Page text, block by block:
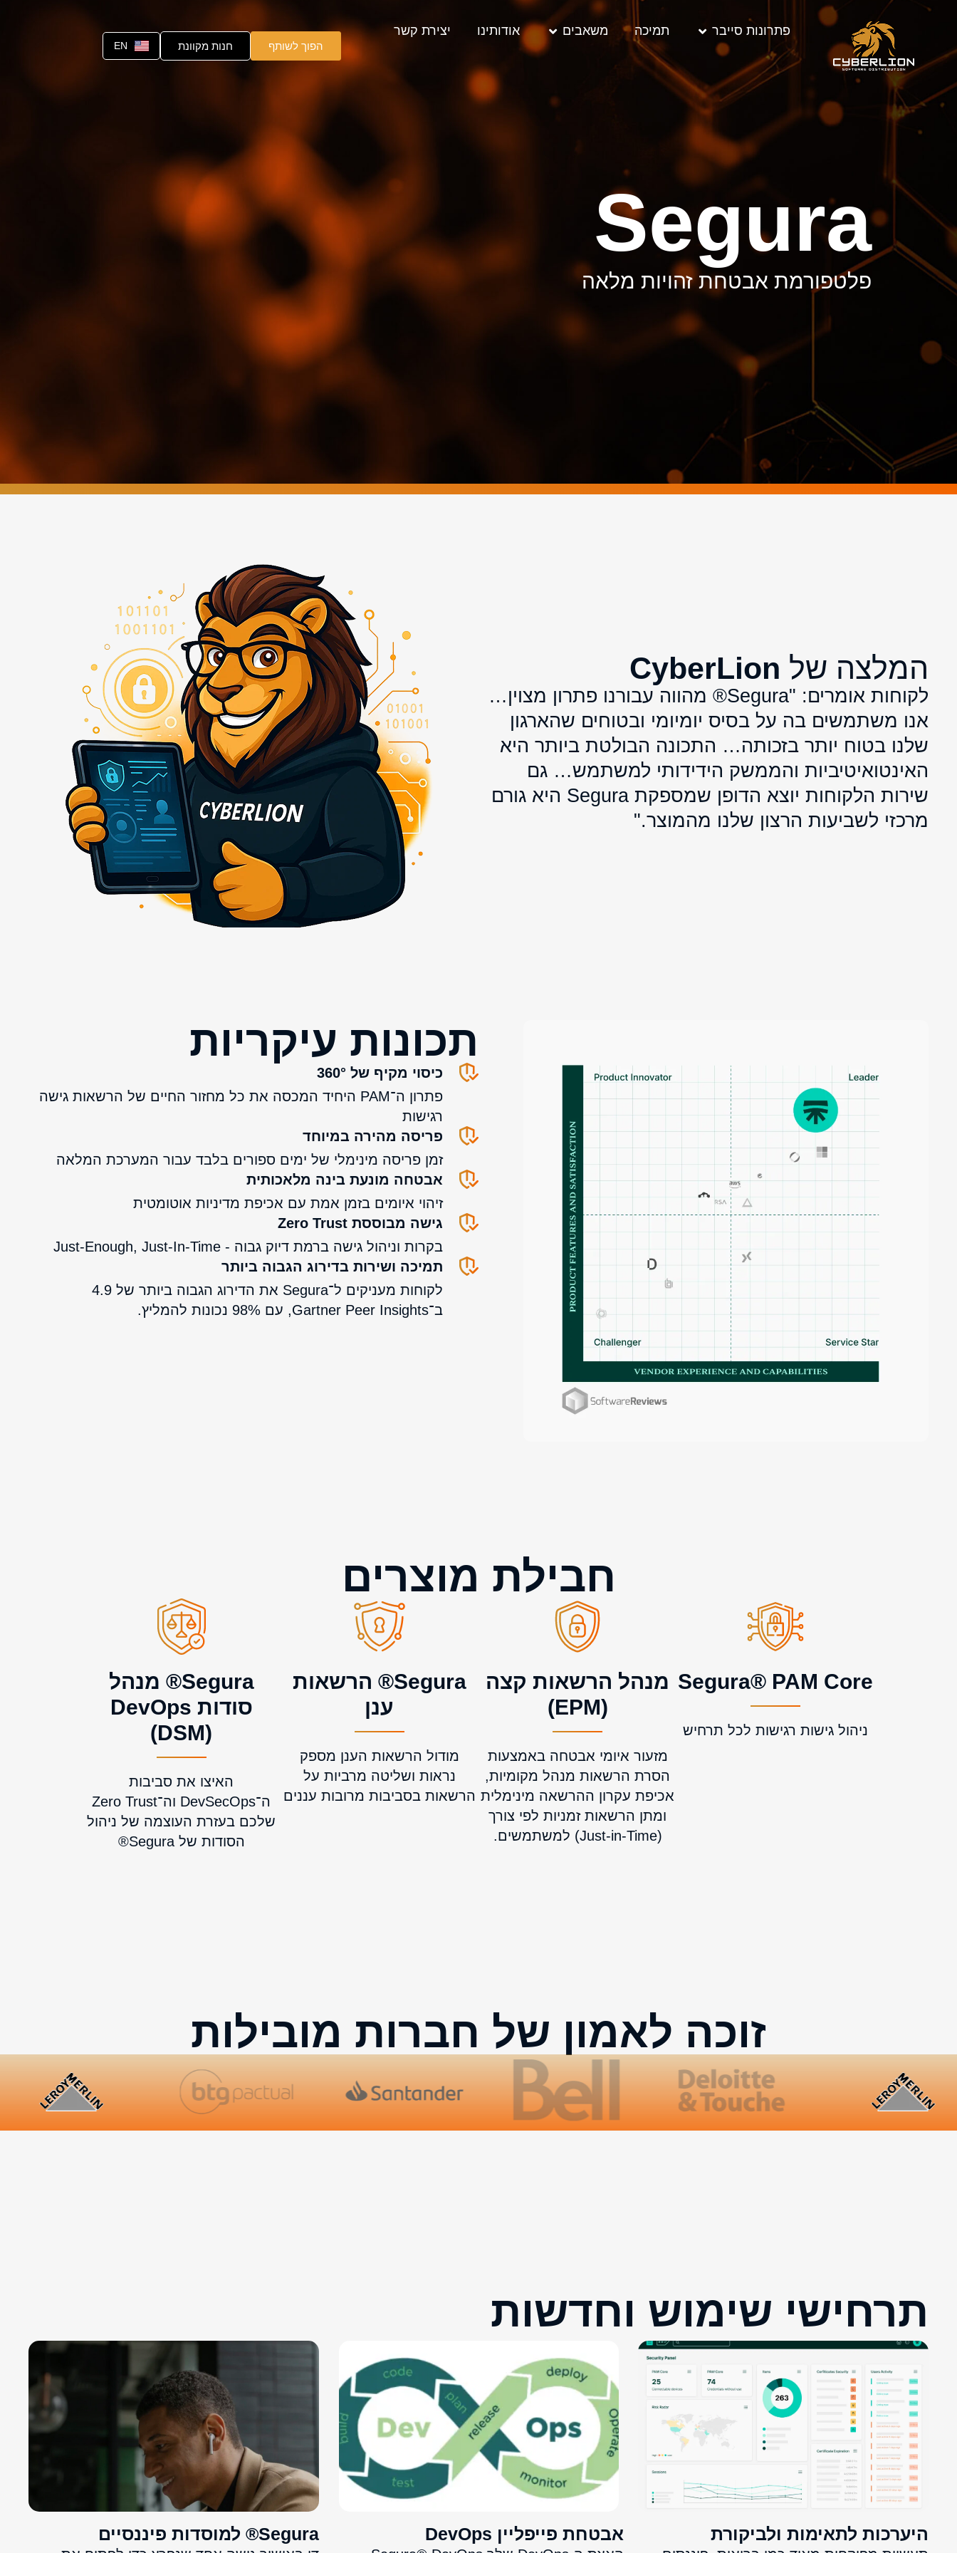
פתרונות סייבר תמיכה משאבים אודותינו יצירת קשר
הפוך לשותף חנות מקוונת EN
Segura
פלטפורמת אבטחת זהויות מלאה
המלצה של CyberLion
לקוחות אומרים: "‏Segura® מהווה עבורנו פתרון מצוין…
אנו משתמשים בה על בסיס יומיומי ובטוחים שהארגון
שלנו בטוח יותר בזכותה… התכונה הבולטת ביותר היא
האינטואיטיביות והממשק הידידותי למשתמש… גם
שירות הלקוחות יוצא הדופן שמספקת Segura היא גורם
מרכזי לשביעות הרצון שלנו מהמוצר."
תכונות עיקריות
כיסוי מקיף של 360°
פתרון ה־PAM היחיד המכסה את כל מחזור החיים של הרשאות גישה
רגישות
פריסה מהירה במיוחד
זמן פריסה מינימלי של ימים ספורים בלבד עבור המערכת המלאה
אבטחה מונעת בינה מלאכותית
זיהוי איומים בזמן אמת עם אכיפת מדיניות אוטומטית
גישה מבוססת Zero Trust
בקרות וניהול גישה ברמת דיוק גבוה - Just-Enough, Just-In-Time
תמיכה ושירות בדירוג הגבוה ביותר
לקוחות מעניקים ל־Segura את הדירוג הגבוה ביותר של ‎4.9‎
ב־Gartner Peer Insights, עם ‎98%‎ נכונות להמליץ.
חבילת מוצרים
Segura® PAM Core
ניהול גישות רגישות לכל תרחיש
מנהל הרשאות קצה
(EPM)
מזעור איומי אבטחה באמצעות
הסרת הרשאות מנהל מקומיות,
אכיפת עקרון ההרשאה מינימלית
ומתן הרשאות זמניות לפי צורך
(Just-in-Time) למשתמשים.
Segura® הרשאות
ענן
מודול הרשאות הענן מספק
נראות ושליטה מרביות על
הרשאות בסביבות מרובות עננים
Segura® מנהל
סודות DevOps
(DSM)
האיצו את סביבות
ה־DevSecOps וה־Zero Trust
שלכם בעזרת העוצמה של ניהול
הסודות של Segura®
זוכה לאמון של חברות מובילות
תרחישי שימוש וחדשות
היערכות לתאימות ולביקורת אבטחת פייפליין DevOps Segura® למוסדות פיננסיים